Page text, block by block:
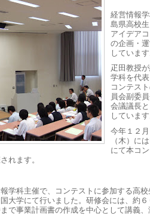
経営情報
島県高校
アイデア
の企画・
しています
疋田教授
学科を代
コンテス
員会副委
会議議長
しています
今年１２
（木）に
にて本コ
れます。
学科主催で、コンテストに参加する高校
大学にて行いました。研修会には、約６
で事業計画書の作成を中心として講義